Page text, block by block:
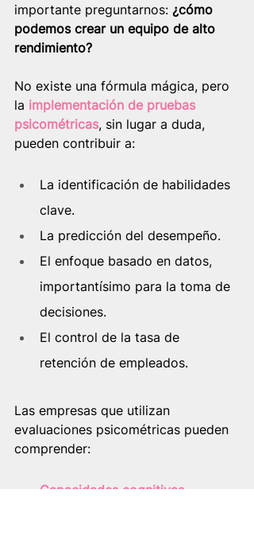
importante preguntarnos: ¿cómo
podemos crear un equipo de alto
rendimiento?
No existe una fórmula mágica, pero
la implementación de pruebas
psicométricas, sin lugar a duda,
pueden contribuir a:
La identificación de habilidades
clave.
La predicción del desempeño.
El enfoque basado en datos,
importantísimo para la toma de
decisiones.
El control de la tasa de
retención de empleados.
Las empresas que utilizan
evaluaciones psicométricas pueden
comprender:
Capacidades cognitivas